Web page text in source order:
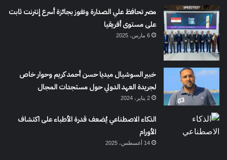
مصر تحافظ علي الصدارة وتفوز بجائزة أسرع إنترنت ثابت
على مستوى أفريقيا
6 مارس، 2025
خبير السوشيال ميديا حسن أحمد كريم وحوار خاص
لجريدة العهد الدولي حول مستجدات المجال
2 يناير، 2024
الذكاء الاصطناعي يُضعف قدرة الأطباء على اكتشاف
الأورام
14 أغسطس، 2025